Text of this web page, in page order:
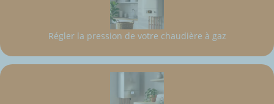
Régler la pression de votre chaudière à gaz